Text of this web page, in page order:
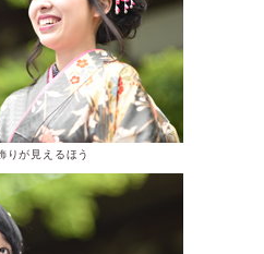
りが見えるほう